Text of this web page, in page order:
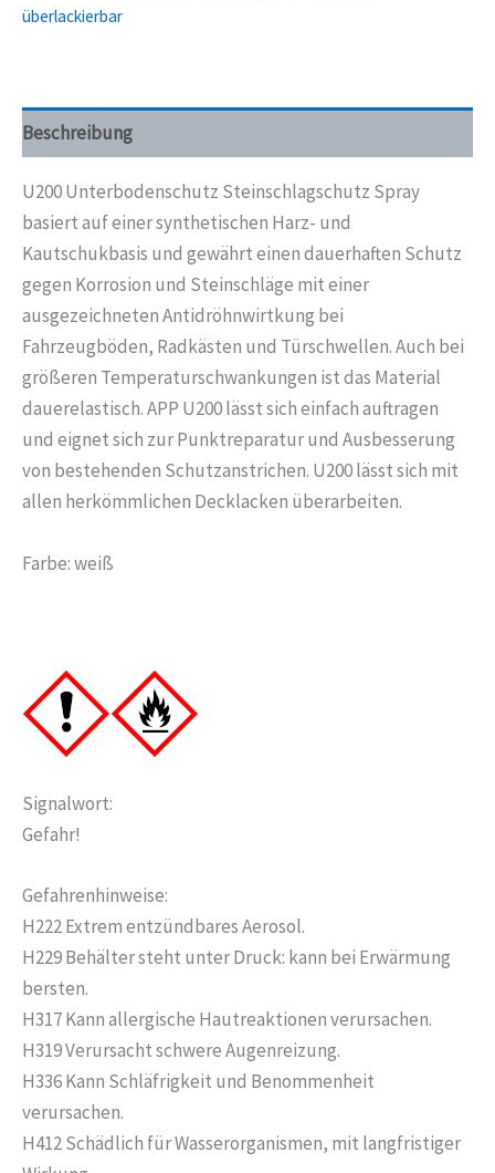
500ml
überlackierbar
Beschreibung
U200 Unterbodenschutz Steinschlagschutz Spray
basiert auf einer synthetischen Harz- und
Kautschukbasis und gewährt einen dauerhaften Schutz
gegen Korrosion und Steinschläge mit einer
ausgezeichneten Antidröhnwirtkung bei
Fahrzeugböden, Radkästen und Türschwellen. Auch bei
größeren Temperaturschwankungen ist das Material
dauerelastisch. APP U200 lässt sich einfach auftragen
und eignet sich zur Punktreparatur und Ausbesserung
von bestehenden Schutzanstrichen. U200 lässt sich mit
allen herkömmlichen Decklacken überarbeiten.
Farbe: weiß
Signalwort:
Gefahr!
Gefahrenhinweise:
H222 Extrem entzündbares Aerosol.
H229 Behälter steht unter Druck: kann bei Erwärmung
bersten.
H317 Kann allergische Hautreaktionen verursachen.
H319 Verursacht schwere Augenreizung.
H336 Kann Schläfrigkeit und Benommenheit
verursachen.
H412 Schädlich für Wasserorganismen, mit langfristiger